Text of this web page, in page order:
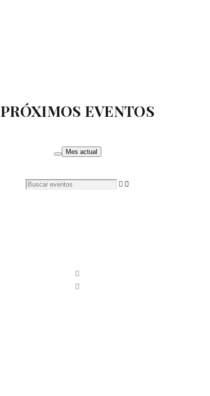
PRÓXIMOS EVENTOS
Mes actual
Buscar